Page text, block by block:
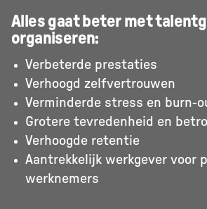
Alles gaat beter met
organiseren:
Verbeterde prestaties
Verhoogd zelfvertrouwen
Verminderde stress en burn-
Grotere tevredenheid en
Verhoogde retentie
Aantrekkelijk werkgever voor
werknemers